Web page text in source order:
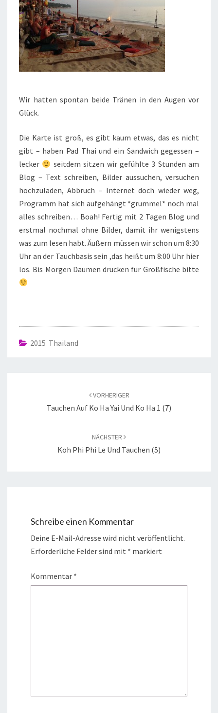
Wir hatten spontan beide Tränen in den Augen vor
Glück.
Die Karte ist groß, es gibt kaum etwas, das es nicht
gibt – haben Pad Thai und ein Sandwich gegessen –
lecker
seitdem sitzen wir gefühlte 3 Stunden am
Blog – Text schreiben, Bilder aussuchen, versuchen
hochzuladen, Abbruch – Internet doch wieder weg,
Programm hat sich aufgehängt *grummel* noch mal
alles schreiben… Boah! Fertig mit 2 Tagen Blog und
erstmal nochmal ohne Bilder, damit ihr wenigstens
was zum lesen habt. Äußern müssen wir schon um 8:30
Uhr an der Tauchbasis sein ,das heißt um 8:00 Uhr hier
los. Bis Morgen Daumen drücken für Großfische bitte
2015 Thailand
VORHERIGER
Tauchen Auf Ko Ha Yai Und Ko Ha 1 (7)
NÄCHSTER
Koh Phi Phi Le Und Tauchen (5)
Schreibe einen Kommentar
Deine E-Mail-Adresse wird nicht veröffentlicht.
Erforderliche Felder sind mit * markiert
Kommentar *